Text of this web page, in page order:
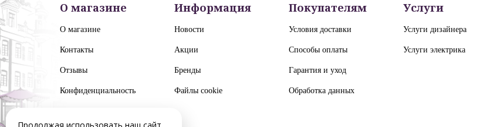
О магазине
О магазине
Контакты
Отзывы
Конфиденциальность
Информация
Новости
Акции
Бренды
Файлы cookie
Покупателям
Условия доставки
Способы оплаты
Гарантия и уход
Обработка данных
Услуги
Услуги дизайнера
Услуги электрика